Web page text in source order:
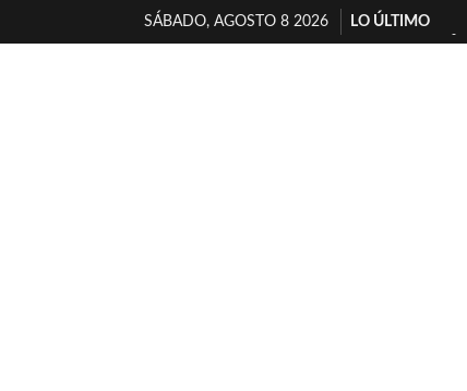
SÁBADO, AGOSTO 8 2026
LO ÚLTIMO